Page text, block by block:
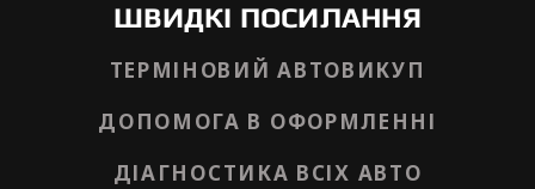
ШВИДКІ ПОСИЛАННЯ
ТЕРМІНОВИЙ АВТОВИКУП
ДОПОМОГА В ОФОРМЛЕННІ
ДІАГНОСТИКА ВСІХ АВТО